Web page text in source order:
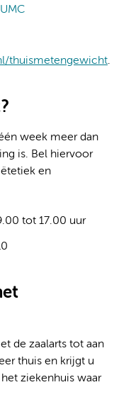
thuismetengewicht.
week meer dan
is. Bel hiervoor
en
tot 17.00 uur
de zaalarts tot aan
thuis en krijgt u
ziekenhuis waar